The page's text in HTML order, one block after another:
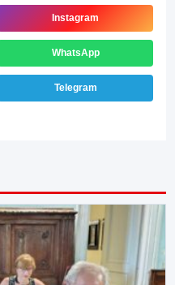
Instagram
WhatsApp
Telegram